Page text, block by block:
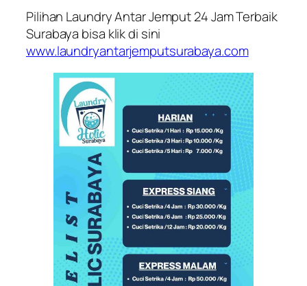
Pilihan Laundry Antar Jemput 24 Jam Terbaik
Surabaya bisa klik di sini
www.laundryantarjemputsurabaya.com